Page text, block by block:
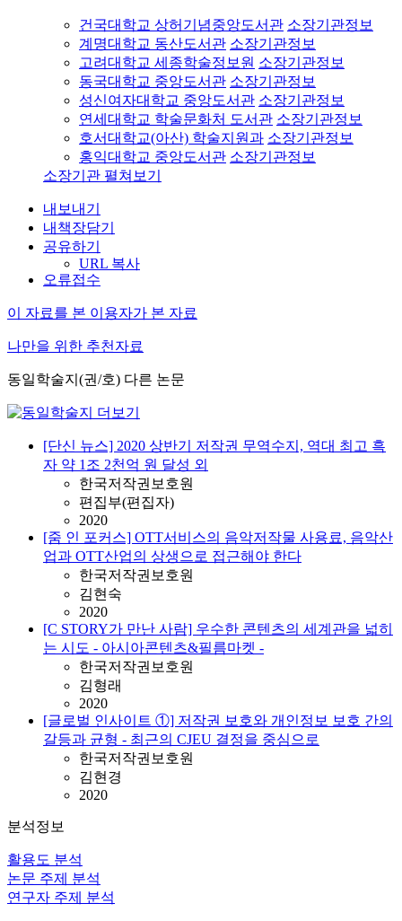
건국대학교 상허기념중앙도서관 소장기관정보
계명대학교 동산도서관 소장기관정보
고려대학교 세종학술정보원 소장기관정보
동국대학교 중앙도서관 소장기관정보
성신여자대학교 중앙도서관 소장기관정보
연세대학교 학술문화처 도서관 소장기관정보
호서대학교(아산) 학술지원과 소장기관정보
홍익대학교 중앙도서관 소장기관정보
소장기관 펼쳐보기
내보내기
내책장담기
공유하기
URL 복사
오류접수
이 자료를 본 이용자가 본 자료
나만을 위한 추천자료
동일학술지(권/호) 다른 논문
[단신 뉴스] 2020 상반기 저작권 무역수지, 역대 최고 흑
자 약 1조 2천억 원 달성 외
한국저작권보호원
편집부(편집자)
2020
[줌 인 포커스] OTT서비스의 음악저작물 사용료, 음악산
업과 OTT산업의 상생으로 접근해야 한다
한국저작권보호원
김현숙
2020
[C STORY가 만난 사람] 우수한 콘텐츠의 세계관을 넓히
는 시도 - 아시아콘텐츠&필름마켓 -
한국저작권보호원
김형래
2020
[글로벌 인사이트 ①] 저작권 보호와 개인정보 보호 간의
갈등과 균형 - 최근의 CJEU 결정을 중심으로
한국저작권보호원
김현경
2020
분석정보
활용도 분석
논문 주제 분석
연구자 주제 분석